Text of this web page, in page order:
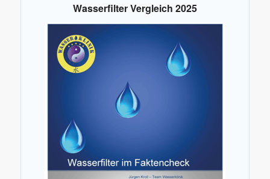
Wasserfilter Vergleich 2025